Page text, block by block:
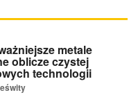
metale
oblicze czystej
technologii